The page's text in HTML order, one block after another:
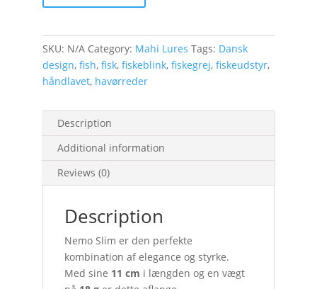
SKU: N/A Category: Mahi Lures Tags: Dansk
design, fish, fisk, fiskeblink, fiskegrej, fiskeudstyr,
håndlavet, havørreder
Description
Additional information
Reviews (0)
Description
Nemo Slim er den perfekte
kombination af elegance og styrke.
Med sine 11 cm i længden og en vægt